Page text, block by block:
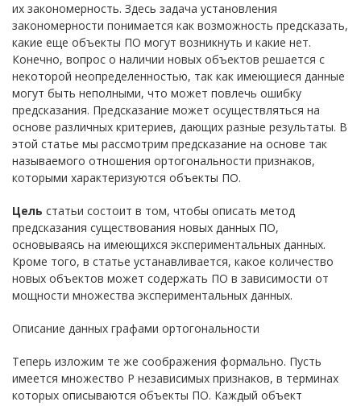
их закономерность. Здесь задача установления
закономерности понимается как возможность предсказать,
какие еще объекты ПО могут возникнуть и какие нет.
Конечно, вопрос о наличии новых объектов решается с
некоторой неопределенностью, так как имеющиеся данные
могут быть неполными, что может повлечь ошибку
предсказания. Предсказание может осуществляться на
основе различных критериев, дающих разные результаты. В
этой статье мы рассмотрим предсказание на основе так
называемого отношения ортогональности признаков,
которыми характеризуются объекты ПО.
Цель статьи состоит в том, чтобы описать метод
предсказания существования новых данных ПО,
основываясь на имеющихся экспериментальных данных.
Кроме того, в статье устанавливается, какое количество
новых объектов может содержать ПО в зависимости от
мощности множества экспериментальных данных.
Описание данных графами ортогональности
Теперь изложим те же соображения формально. Пусть
имеется множество P независимых признаков, в терминах
которых описываются объекты ПО. Каждый объект